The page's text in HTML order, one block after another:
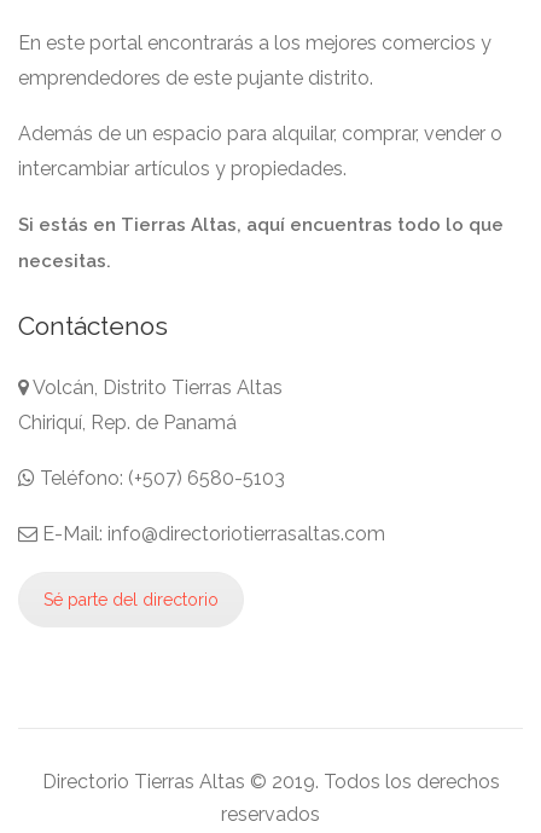
En este portal encontrarás a los mejores comercios y
emprendedores de este pujante distrito.
Además de un espacio para alquilar, comprar, vender o
intercambiar artículos y propiedades.
Si estás en Tierras Altas, aquí encuentras todo lo que
necesitas.
Contáctenos
Volcán, Distrito Tierras Altas
Chiriquí, Rep. de Panamá
Teléfono: (+507) 6580-5103
E-Mail: info@directoriotierrasaltas.com
Sé parte del directorio
Directorio Tierras Altas © 2019. Todos los derechos
reservados